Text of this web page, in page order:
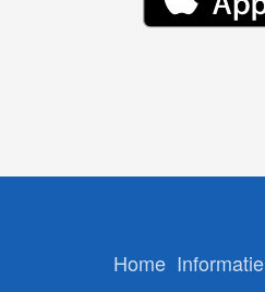
Home Informatie